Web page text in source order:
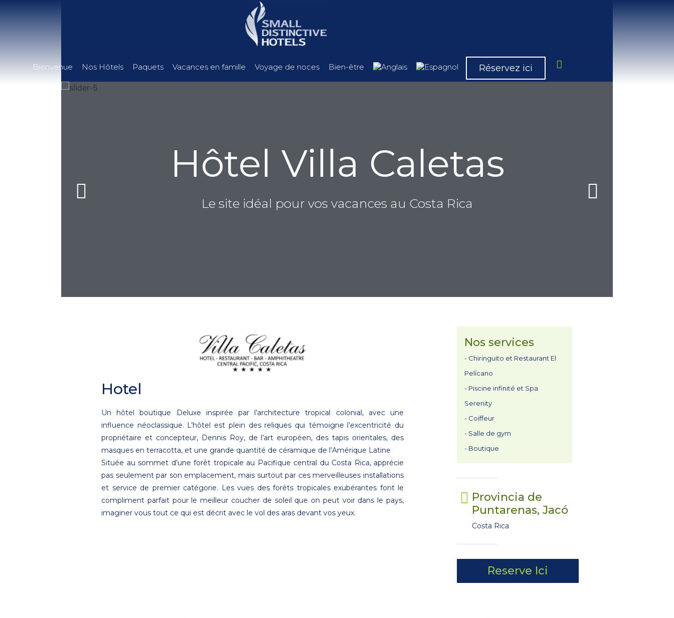
Bienvenue Nos Hôtels Paquets Vacances en famille Voyage de noces Bien-être Réservez ici
Hôtel Villa Caletas
Le site idéal pour vos vacances au Costa Rica
Hotel
Un hôtel boutique Deluxe inspirée par l’architecture tropical colonial, avec une
influence néoclassique. L’hôtel est plein des reliques qui témoigne l’excentricité du
propriétaire et concepteur, Dennis Roy, de l’art européen, des tapis orientales, des
masques en terracotta, et une grande quantité de céramique de l’Amérique Latine
Située au sommet d’une forêt tropicale au Pacifique central du Costa Rica, apprécie
pas seulement par son emplacement, mais surtout par ces merveilleuses installations
et service de premier catégorie. Les vues des forêts tropicales exubérantes font le
compliment parfait pour le meilleur coucher de soleil que on peut voir dans le pays,
imaginer vous tout ce qui est décrit avec le vol des aras devant vos yeux.
Nos services
- Chiringuito et Restaurant El
Pelícano
- Piscine infinité et Spa
Serenity
- Coiffeur
- Salle de gym
- Boutique
Provincia de
Puntarenas, Jacó
Costa Rica
Reserve Ici